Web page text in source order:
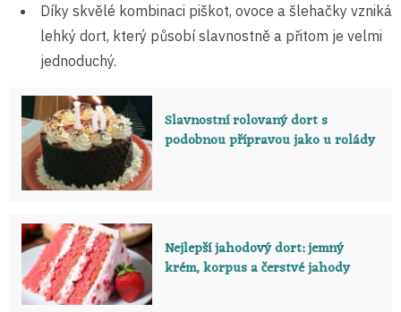
Díky skvělé kombinaci piškot, ovoce a šlehačky vzniká
lehký dort, který působí slavnostně a přitom je velmi
jednoduchý.
Slavnostní rolovaný dort s
podobnou přípravou jako u rolády
Nejlepší jahodový dort: jemný
krém, korpus a čerstvé jahody